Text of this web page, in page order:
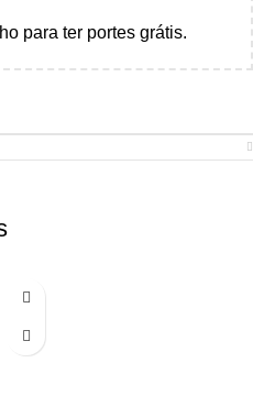
para ter portes grátis.